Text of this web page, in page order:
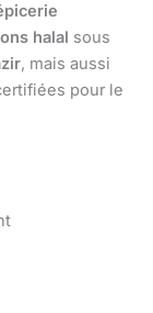
halal sous
, mais aussi
pour le